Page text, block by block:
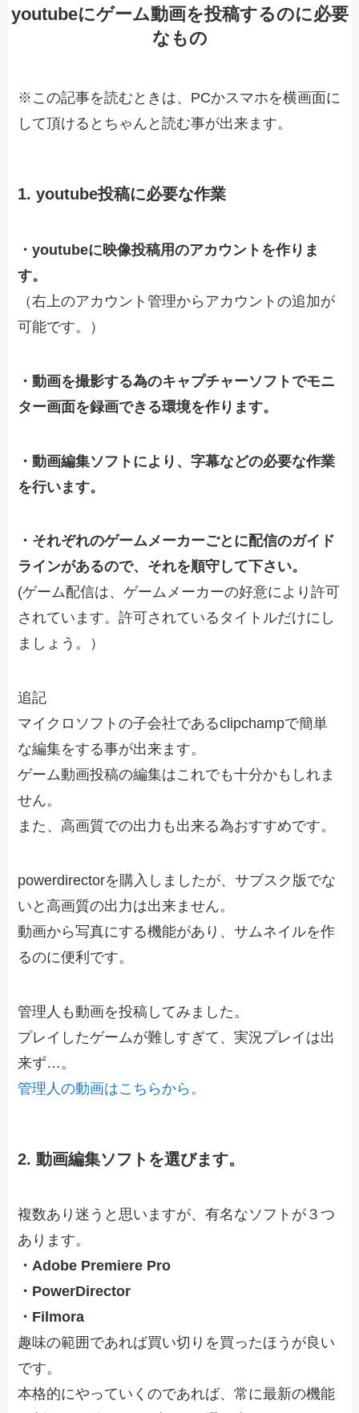
youtubeにゲーム動画を投稿するのに必要
なもの
※この記事を読むときは、PCかスマホを横画面に
して頂けるとちゃんと読む事が出来ます。
1. youtube投稿に必要な作業
・youtubeに映像投稿用のアカウントを作りま
す。
（右上のアカウント管理からアカウントの追加が
可能です。）
・動画を撮影する為のキャプチャーソフトでモニ
ター画面を録画できる環境を作ります。
・動画編集ソフトにより、字幕などの必要な作業
を行います。
・それぞれのゲームメーカーごとに配信のガイド
ラインがあるので、それを順守して下さい。
(ゲーム配信は、ゲームメーカーの好意により許可
されています。許可されているタイトルだけにし
ましょう。）
追記
マイクロソフトの子会社であるclipchampで簡単
な編集をする事が出来ます。
ゲーム動画投稿の編集はこれでも十分かもしれま
せん。
また、高画質での出力も出来る為おすすめです。
powerdirectorを購入しましたが、サブスク版でな
いと高画質の出力は出来ません。
動画から写真にする機能があり、サムネイルを作
るのに便利です。
管理人も動画を投稿してみました。
プレイしたゲームが難しすぎて、実況プレイは出
来ず…。
管理人の動画はこちらから。
2. 動画編集ソフトを選びます。
複数あり迷うと思いますが、有名なソフトが３つ
あります。
・Adobe Premiere Pro
・PowerDirector
・Filmora
趣味の範囲であれば買い切りを買ったほうが良い
です。
本格的にやっていくのであれば、常に最新の機能